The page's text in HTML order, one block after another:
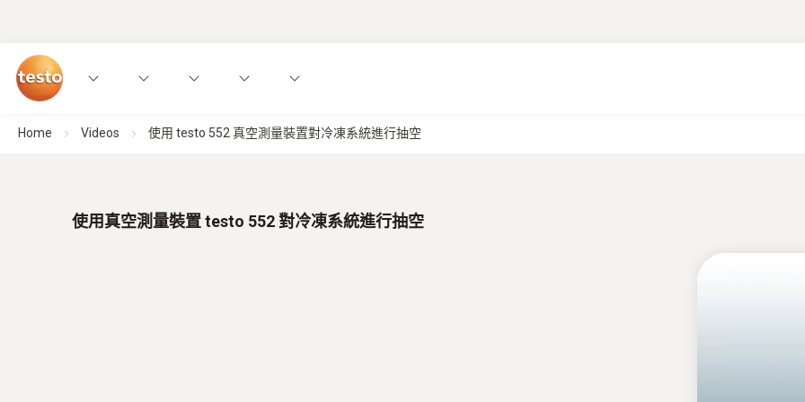
Home Videos 使用 testo 552 真空測量裝置對冷凍系統進行抽空
使用真空測量裝置 testo 552 對冷凍系統進行抽空